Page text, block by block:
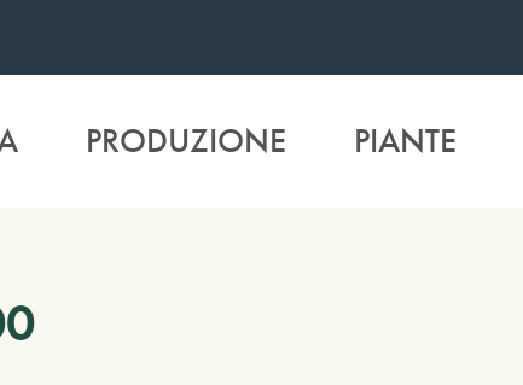
PRODUZIONE PIANTE